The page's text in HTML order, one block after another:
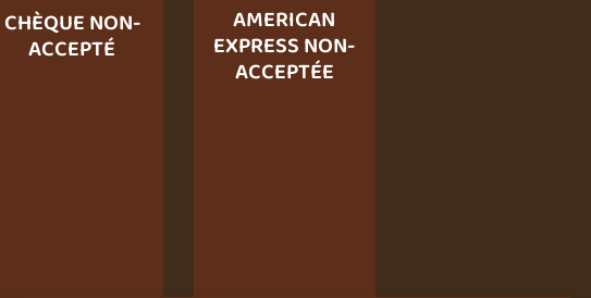
CHÈQUE NON-
ACCEPTÉ
AMERICAN
EXPRESS NON-
ACCEPTÉE